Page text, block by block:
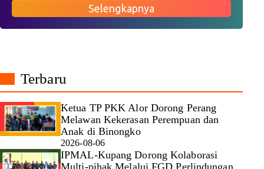
Selengkapnya
Terbaru
Ketua TP PKK Alor Dorong Perang
Melawan Kekerasan Perempuan dan
Anak di Binongko
2026-08-06
IPMAL-Kupang Dorong Kolaborasi
Multi-pihak Melalui FGD Perlindungan